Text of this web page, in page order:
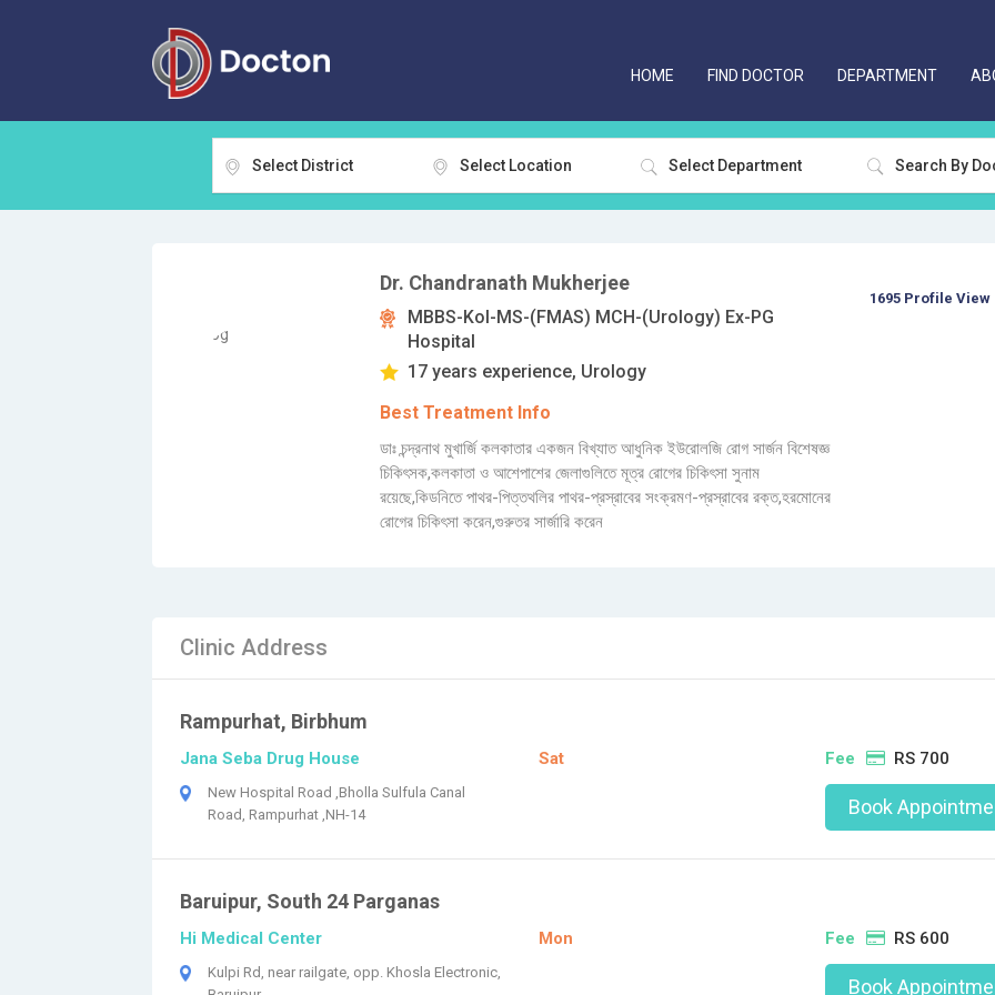
HOME FIND DOCTOR DEPARTMENT
Select District Select Location Select Department
Dr. Chandranath Mukherjee
MBBS-Kol-MS-(FMAS) MCH-(Urology) Ex-PG
Hospital
17 years experience, Urology
Best Treatment Info
ডাঃ চন্দ্রনাথ মুখার্জি কলকাতার একজন বিখ্যাত আধুনিক ইউরোলজি রোগ সার্জন বিশেষজ্ঞ
চিকিৎসক,কলকাতা ও আশেপাশের জেলাগুলিতে মূত্র রোগের চিকিৎসা সুনাম
রয়েছে,কিডনিতে পাথর-পিত্তথলির পাথর-প্রস্রাবের সংক্রমণ-প্রস্রাবের রক্ত,হরমোনের
রোগের চিকিৎসা করেন,গুরুতর সার্জারি করেন
1695 Profile View
Clinic Address
Rampurhat, Birbhum
Jana Seba Drug House
New Hospital Road ,Bholla Sulfula Canal
Road, Rampurhat ,NH-14
Sat Fee RS 700
Book
Baruipur, South 24 Parganas
Hi Medical Center
Kulpi Rd, near railgate, opp. Khosla Electronic,
Mon Fee RS 600
Book